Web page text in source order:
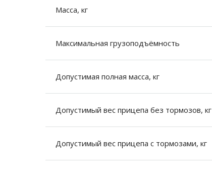
Масса, кг
Максимальная грузоподъёмность
Допустимая полная масса, кг
Допустимый вес прицепа без тормозов, кг
Допустимый вес прицепа с тормозами, кг